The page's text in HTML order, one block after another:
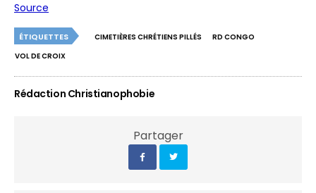
Source
ÉTIQUETTES CIMETIÈRES CHRÉTIENS PILLÉS
RD CONGO
VOL DE CROIX
Rédaction Christianophobie
Partager